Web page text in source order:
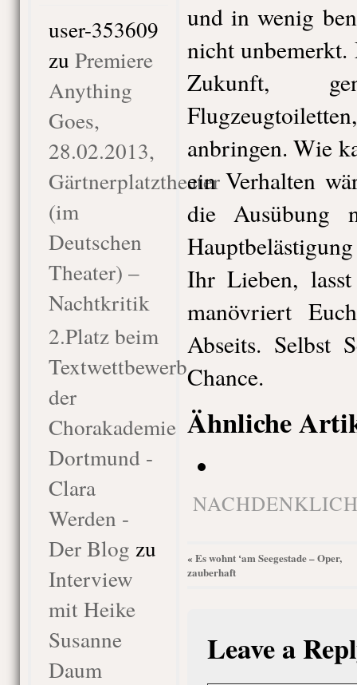
user-353609
zu Premiere
Anything
Goes,
28.02.2013,
Gärtnerplatztheater
(im
Deutschen
Theater) –
Nachtkritik
2.Platz beim
Textwettbewerb
der
Chorakademie
Dortmund -
Clara
Werden -
Der Blog zu
Interview
mit Heike
Susanne
Daum
und in wenig
nicht
Zukunft,
anbringen. Wie
ein Verhalten
die Ausübung
Ihr Lieben,
manövriert
Abseits. Selbst
Chance.
Ähnliche
« Es wohnt ‘am Seegestade – Oper,
zauberhaft
Leave a